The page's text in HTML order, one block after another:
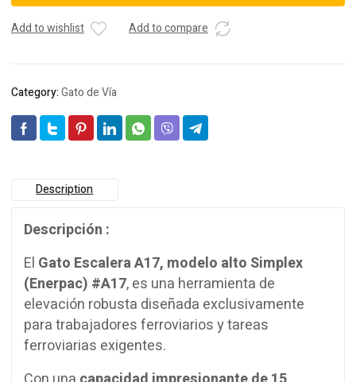
Add to wishlist Add to compare
Category:Gato de Vía
Description
Descripción :
El Gato Escalera A17, modelo alto Simplex
(Enerpac) #A17, es una herramienta de
elevación robusta diseñada exclusivamente
para trabajadores ferroviarios y tareas
ferroviarias exigentes.